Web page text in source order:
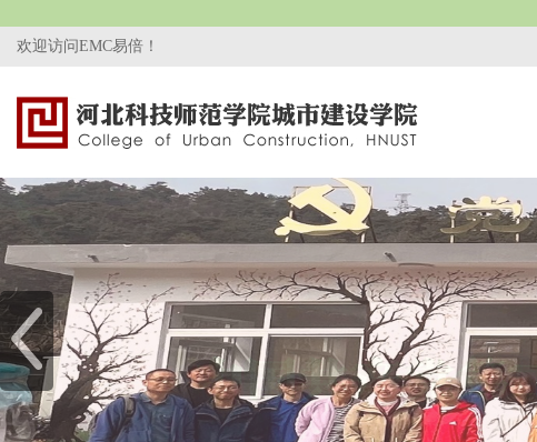
欢迎访问EMC易倍！